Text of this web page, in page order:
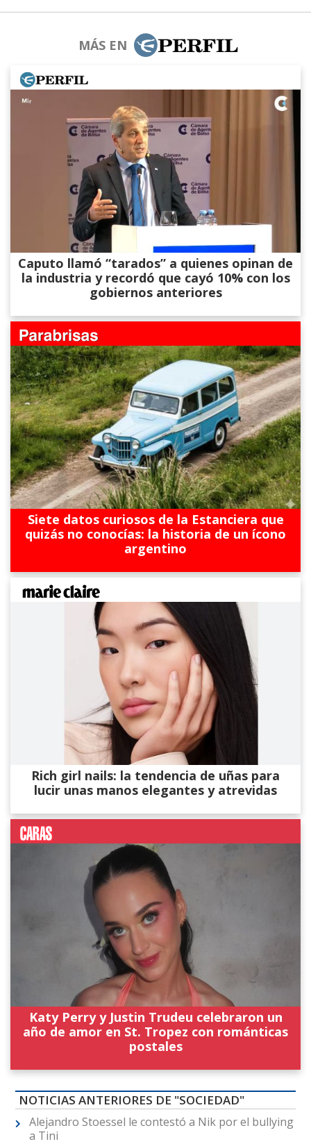
MÁS EN
Caputo llamó “tarados” a quienes opinan de
la industria y recordó que cayó 10% con los
gobiernos anteriores
Siete datos curiosos de la Estanciera que
quizás no conocías: la historia de un ícono
argentino
Rich girl nails: la tendencia de uñas para
lucir unas manos elegantes y atrevidas
Katy Perry y Justin Trudeu celebraron un
año de amor en St. Tropez con románticas
postales
NOTICIAS ANTERIORES DE "SOCIEDAD"
Alejandro Stoessel le contestó a Nik por el bullying
a Tini